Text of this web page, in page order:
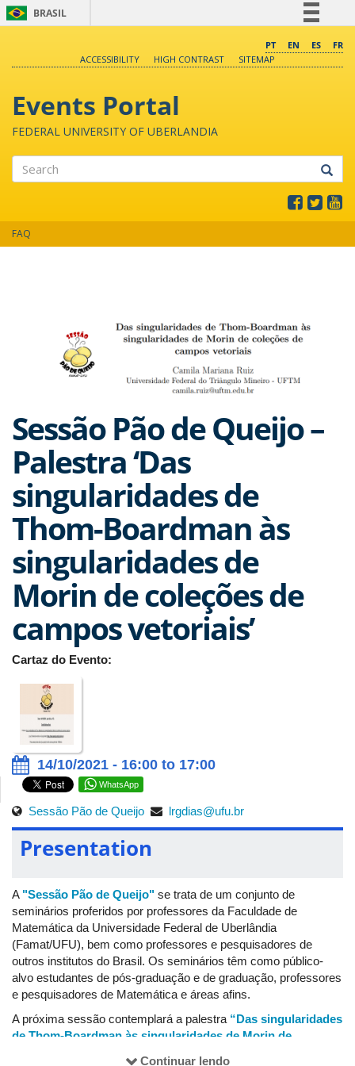
BRASIL
Comunica BR
Canais
PT EN ES
FR
ACCESSIBILITY
HIGH CONTRAST SITEMAP
Events Portal
FEDERAL UNIVERSITY OF UBERLANDIA
FAQ
Sessão Pão de Queijo –
Palestra ‘Das
singularidades de
Thom-Boardman às
singularidades de
Morin de coleções de
campos vetoriais’
Cartaz do Evento:
14/10/2021 - 16:00 to 17:00
WhatsApp
Sessão Pão de Queijo lrgdias@ufu.br
Presentation
A "Sessão Pão de Queijo" se trata de um conjunto de
seminários proferidos por professores da Faculdade de
Matemática da Universidade Federal de Uberlândia
(Famat/UFU), bem como professores e pesquisadores de
outros institutos do Brasil. Os seminários têm como público-
alvo estudantes de pós-graduação e de graduação, professores
e pesquisadores de Matemática e áreas afins.
A próxima sessão contemplará a palestra “Das singularidades
de Thom-Boardman às singularidades de Morin de
Continuar lendo